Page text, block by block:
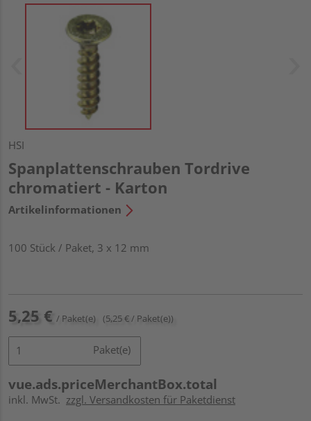
HSI
Spanplattenschrauben Tordrive
chromatiert - Karton
Artikelinformationen
100 Stück / Paket, 3 x 12 mm
5,25 € / Paket(e) (5,25 € / Paket(e))
Paket(e)
vue.ads.priceMerchantBox.total
inkl. MwSt. zzgl. Versandkosten für Paketdienst